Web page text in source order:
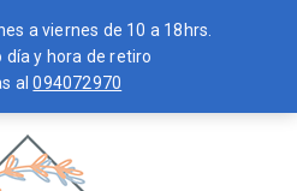
a viernes de 10 a 18hrs.
día y hora de retiro
al094072970